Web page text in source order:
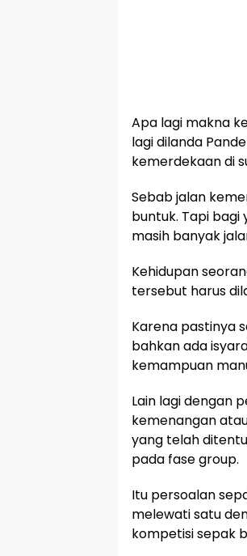
Apa lagi makna
lagi dilanda
kemerdekaan di
Sebab jalan
buntuk. Tapi
masih banyak
Kehidupan
tersebut harus
Karena pastinya
bahkan ada
kemampuan
Lain lagi dengan
kemenangan
yang telah
pada fase group.
Itu persoalan
melewati satu
kompetisi sepak